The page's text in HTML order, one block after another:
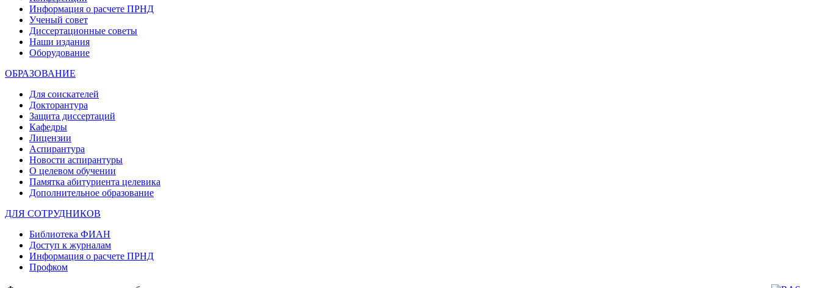
Информация о расчете ПРНД
Ученый совет
Диссертационные советы
Наши издания
Оборудование
ОБРАЗОВАНИЕ
Для соискателей
Докторантура
Защита диссертаций
Кафедры
Лицензии
Аспирантура
Новости аспирантуры
О целевом обучении
Памятка абитуриента целевика
Дополнительное образование
ДЛЯ СОТРУДНИКОВ
Библиотека ФИАН
Доступ к журналам
Информация о расчете ПРНД
Профком